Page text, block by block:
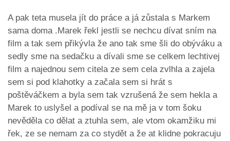
A pak teta musela jít do práce a já zůstala s Markem
sama doma .Marek řekl jestli se nechcu dívat sním na
film a tak sem přikývla že ano tak sme šli do obýváku a
sedly sme na sedačku a dívali sme se celkem lechtivej
film a najednou sem citela ze sem cela zvlhla a zajela
sem si pod klahotky a začala sem si hrát s
poštěváčkem a byla sem tak vzrušená že sem hekla a
Marek to uslyšel a podíval se na mě ja v tom šoku
nevěděla co dělat a ztuhla sem, ale vtom okamžiku mi
řek, ze se nemam za co stydět a že at klidne pokracuju